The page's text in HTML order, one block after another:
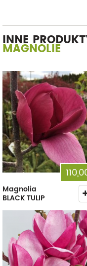
INNE
MAGNOLIE
Magnolia
BLACK TULIP